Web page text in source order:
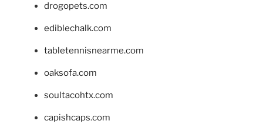
drogopets.com
ediblechalk.com
tabletennisnearme.com
oaksofa.com
soultacohtx.com
capishcaps.com